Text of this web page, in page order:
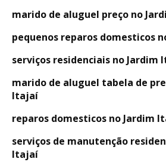
marido de aluguel preço no
pequenos reparos domesticos
serviços residenciais no Jardim
marido de aluguel tabela de
Itajaí
reparos domesticos no Jardim
serviços de manutenção
Itajaí